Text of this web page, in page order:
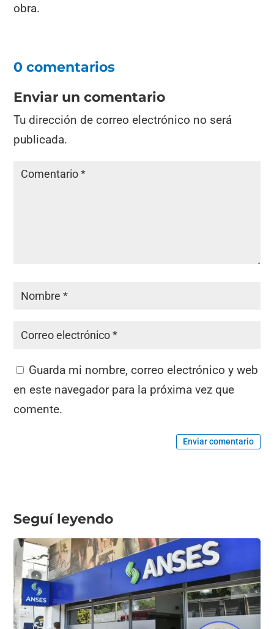
obra.
0 comentarios
Enviar un comentario
Tu dirección de correo electrónico no será
publicada.
Guarda mi nombre, correo electrónico y web
en este navegador para la próxima vez que
comente.
Enviar comentario
Seguí leyendo